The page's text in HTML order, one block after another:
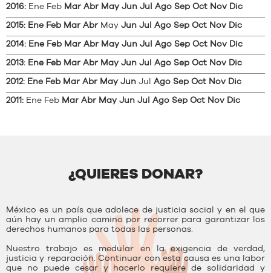
2016: Ene Feb Mar Abr May Jun Jul Ago Sep Oct Nov Dic
2015: Ene Feb Mar Abr May Jun Jul Ago Sep Oct Nov Dic
2014: Ene Feb Mar Abr May Jun Jul Ago Sep Oct Nov Dic
2013: Ene Feb Mar Abr May Jun Jul Ago Sep Oct Nov Dic
2012: Ene Feb Mar Abr May Jun Jul Ago Sep Oct Nov Dic
2011: Ene Feb Mar Abr May Jun Jul Ago Sep Oct Nov Dic
¿QUIERES DONAR?
México es un país que adolece de justicia social y en el que
aún hay un amplio camino por recorrer para garantizar los
derechos humanos para todas las personas.
Nuestro trabajo es medular en la exigencia de verdad,
justicia y reparación. Continuar con esta causa es una labor
que no puede cesar y hacerlo requiere de solidaridad y